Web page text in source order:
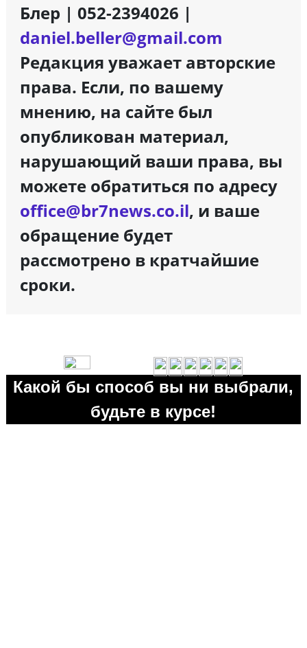
Блер | 052-2394026 |
daniel.beller@gmail.com
Редакция уважает авторские
права. Если, по вашему
мнению, на сайте был
опубликован материал,
нарушающий ваши права, вы
можете обратиться по адресу
office@br7news.co.il, и ваше
обращение будет
рассмотрено в кратчайшие
сроки.
Какой бы способ вы ни выбрали,
будьте в курсе!